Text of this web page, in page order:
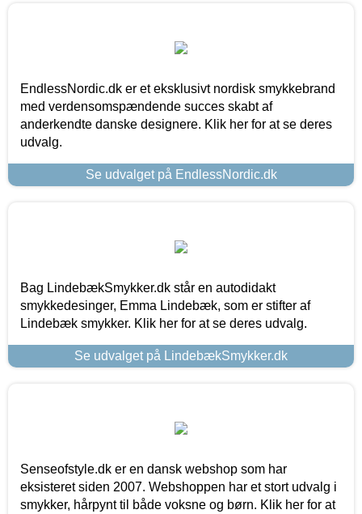
EndlessNordic.dk er et eksklusivt nordisk smykkebrand
med verdensomspændende succes skabt af
anderkendte danske designere. Klik her for at se deres
udvalg.
Se udvalget på EndlessNordic.dk
Bag LindebækSmykker.dk står en autodidakt
smykkedesinger, Emma Lindebæk, som er stifter af
Lindebæk smykker. Klik her for at se deres udvalg.
Se udvalget på LindebækSmykker.dk
Senseofstyle.dk er en dansk webshop som har
eksisteret siden 2007. Webshoppen har et stort udvalg i
smykker, hårpynt til både voksne og børn. Klik her for at